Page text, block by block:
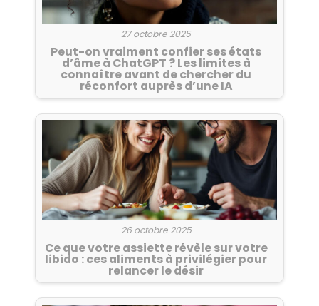
27 octobre 2025
Peut-on vraiment confier ses états
d’âme à ChatGPT ? Les limites à
connaître avant de chercher du
réconfort auprès d’une IA
26 octobre 2025
Ce que votre assiette révèle sur votre
libido : ces aliments à privilégier pour
relancer le désir